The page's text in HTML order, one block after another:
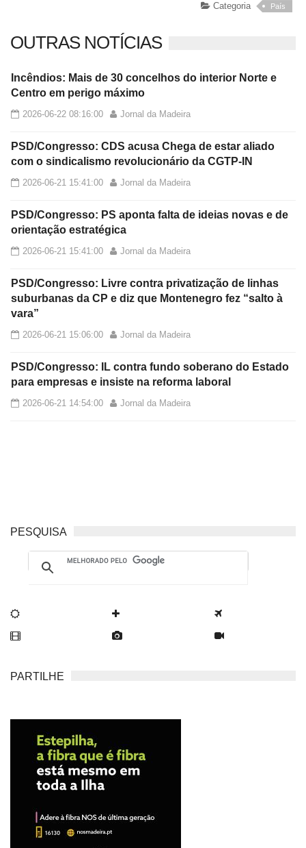
Categoria País
OUTRAS NOTÍCIAS
Incêndios: Mais de 30 concelhos do interior Norte e
Centro em perigo máximo
2026-06-22 08:16:00 Jornal da Madeira
PSD/Congresso: CDS acusa Chega de estar aliado
com o sindicalismo revolucionário da CGTP-IN
2026-06-21 15:41:00 Jornal da Madeira
PSD/Congresso: PS aponta falta de ideias novas e de
orientação estratégica
2026-06-21 15:41:00 Jornal da Madeira
PSD/Congresso: Livre contra privatização de linhas
suburbanas da CP e diz que Montenegro fez “salto à
vara”
2026-06-21 15:06:00 Jornal da Madeira
PSD/Congresso: IL contra fundo soberano do Estado
para empresas e insiste na reforma laboral
2026-06-21 14:54:00 Jornal da Madeira
PESQUISA
PARTILHE